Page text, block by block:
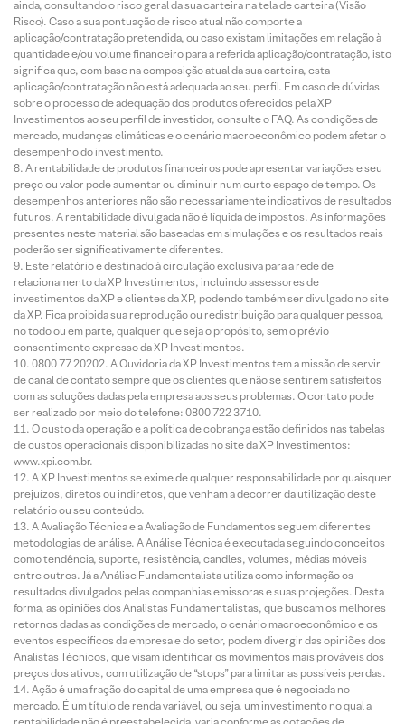
ainda, consultando o risco geral da sua carteira na tela de carteira (Visão
Risco). Caso a sua pontuação de risco atual não comporte a
aplicação/contratação pretendida, ou caso existam limitações em relação à
quantidade e/ou volume financeiro para a referida aplicação/contratação, isto
significa que, com base na composição atual da sua carteira, esta
aplicação/contratação não está adequada ao seu perfil. Em caso de dúvidas
sobre o processo de adequação dos produtos oferecidos pela XP
Investimentos ao seu perfil de investidor, consulte o FAQ. As condições de
mercado, mudanças climáticas e o cenário macroeconômico podem afetar o
desempenho do investimento.
A rentabilidade de produtos financeiros pode apresentar variações e seu
preço ou valor pode aumentar ou diminuir num curto espaço de tempo. Os
desempenhos anteriores não são necessariamente indicativos de resultados
futuros. A rentabilidade divulgada não é líquida de impostos. As informações
presentes neste material são baseadas em simulações e os resultados reais
poderão ser significativamente diferentes.
Este relatório é destinado à circulação exclusiva para a rede de
relacionamento da XP Investimentos, incluindo assessores de
investimentos da XP e clientes da XP, podendo também ser divulgado no site
da XP. Fica proibida sua reprodução ou redistribuição para qualquer pessoa,
no todo ou em parte, qualquer que seja o propósito, sem o prévio
consentimento expresso da XP Investimentos.
0800 77 20202. A Ouvidoria da XP Investimentos tem a missão de servir
de canal de contato sempre que os clientes que não se sentirem satisfeitos
com as soluções dadas pela empresa aos seus problemas. O contato pode
ser realizado por meio do telefone: 0800 722 3710.
O custo da operação e a política de cobrança estão definidos nas tabelas
de custos operacionais disponibilizadas no site da XP Investimentos:
www.xpi.com.br.
A XP Investimentos se exime de qualquer responsabilidade por quaisquer
prejuízos, diretos ou indiretos, que venham a decorrer da utilização deste
relatório ou seu conteúdo.
A Avaliação Técnica e a Avaliação de Fundamentos seguem diferentes
metodologias de análise. A Análise Técnica é executada seguindo conceitos
como tendência, suporte, resistência, candles, volumes, médias móveis
entre outros. Já a Análise Fundamentalista utiliza como informação os
resultados divulgados pelas companhias emissoras e suas projeções. Desta
forma, as opiniões dos Analistas Fundamentalistas, que buscam os melhores
retornos dadas as condições de mercado, o cenário macroeconômico e os
eventos específicos da empresa e do setor, podem divergir das opiniões dos
Analistas Técnicos, que visam identificar os movimentos mais prováveis dos
preços dos ativos, com utilização de “stops” para limitar as possíveis perdas.
Ação é uma fração do capital de uma empresa que é negociada no
mercado. É um título de renda variável, ou seja, um investimento no qual a